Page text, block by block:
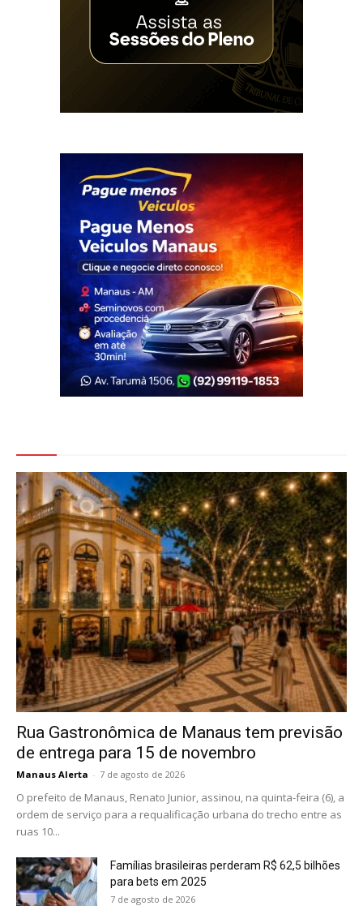
Rua Gastronômica de Manaus tem previsão
de entrega para 15 de novembro
Manaus Alerta - 7 de agosto de 2026
O prefeito de Manaus, Renato Junior, assinou, na quinta-feira (6), a
ordem de serviço para a requalificação urbana do trecho entre as
ruas 10...
Famílias brasileiras perderam R$ 62,5 bilhões
para bets em 2025
7 de agosto de 2026